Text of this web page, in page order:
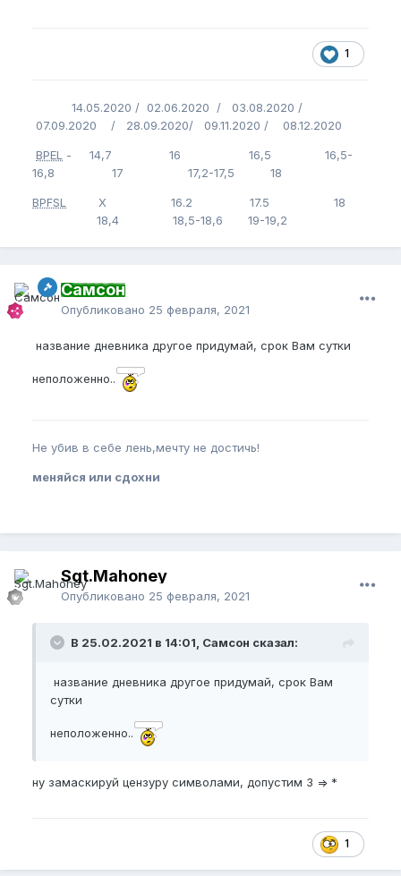
1
14.05.2020 / 02.06.2020 / 03.08.2020 /
07.09.2020 / 28.09.2020/ 09.11.2020 / 08.12.2020
BPEL
- 14,7 16 16,5 16,5-
16,8 17 17,2-17,5 18
BPFSL
Х 16.2 17.5 18
18,4 18,5-18,6 19-19,2
Самсон
Опубликовано 25 февраля, 2021
название дневника другое придумай, срок Вам сутки
неположенно..
Не убив в себе лень,мечту не достичь!
меняйся или сдохни
Sgt.Mahoney
Опубликовано 25 февраля, 2021
В 25.02.2021 в 14:01, Самсон сказал:
название дневника другое придумай, срок Вам
сутки
неположенно..
ну замаскируй цензуру символами, допустим 3 => *
1